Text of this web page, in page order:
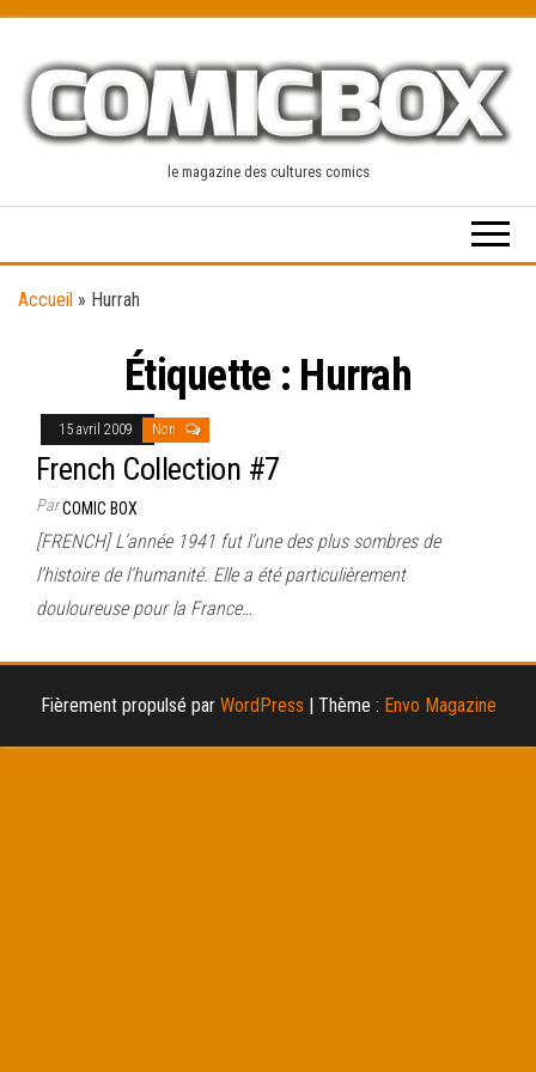
content
le magazine des cultures comics
Accueil » Hurrah
Étiquette : Hurrah
15 avril 2009 Non
French Collection #7
ParCOMIC BOX
[FRENCH] L’année 1941 fut l’une des plus sombres de
l’histoire de l’humanité. Elle a été particulièrement
douloureuse pour la France…
Fièrement propulsé par WordPress | Thème : Envo Magazine